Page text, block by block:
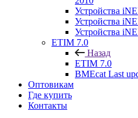
Устройства
Устройства
Устройства
ETIM 7.0
Назад
ETIM 7.0
BMEcat Last
Оптовикам
Где купить
Контакты